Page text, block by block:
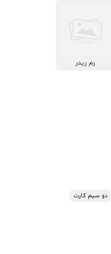
رم ریدر
دو سیم کارت